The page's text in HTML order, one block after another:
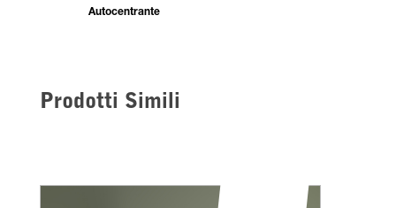
Autocentrante
Prodotti Simili